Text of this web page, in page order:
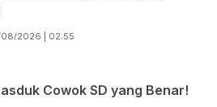
08/2026 | 02:55
Cowok SD yang Benar!